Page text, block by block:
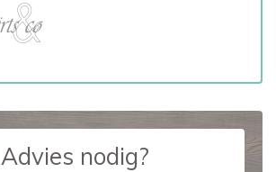
Advies nodig?